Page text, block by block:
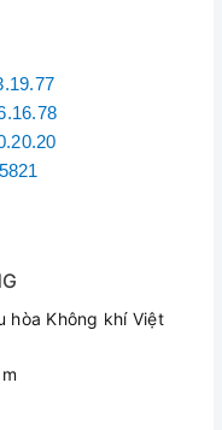
hòa Không khí Việt